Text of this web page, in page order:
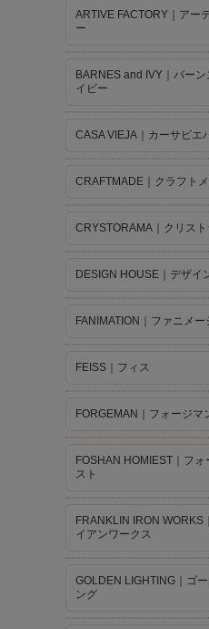
ARTIVE FACTORY｜アー
ー
BARNES and IVY｜バー
イビー
CASA VIEJA｜カーサビエ
CRAFTMADE｜クラフト
CRYSTORAMA｜クリスト
DESIGN HOUSE｜デザイ
FANIMATION｜ファニメー
FEISS｜フィス
FORGEMAN｜フォージマ
FOSHAN HOMIEST｜フ
スト
FRANKLIN IRON WORKS
イアンワークス
GOLDEN LIGHTING｜ゴ
ング